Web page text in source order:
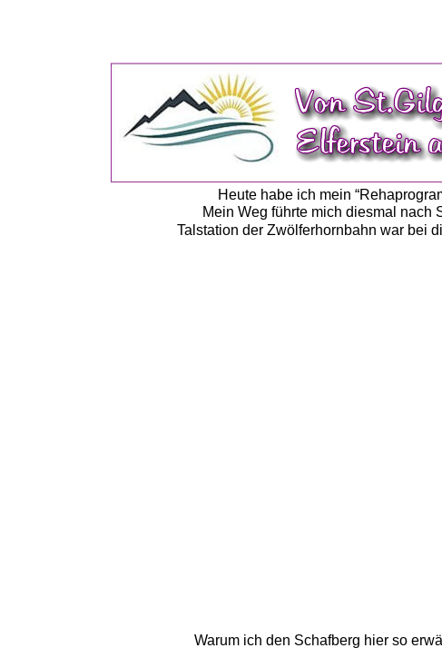
Heute habe ich mein
Mein Weg führte mich diesmal nach
Talstation der Zwölferhornbahn war bei
Warum ich den Schafberg hier so